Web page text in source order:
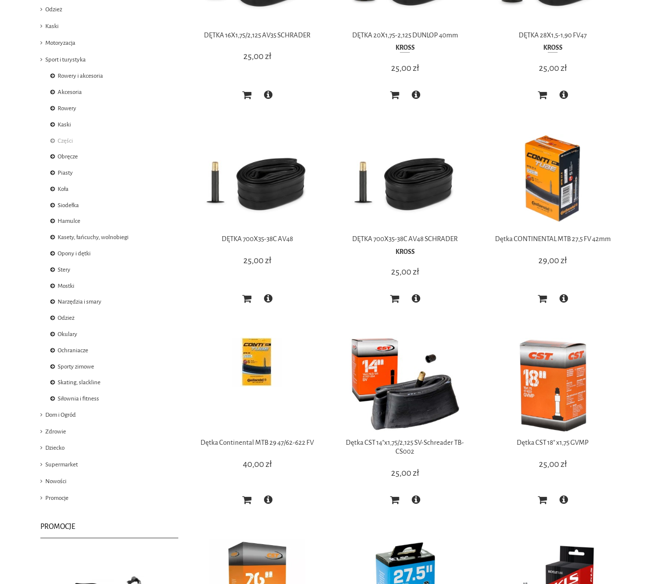
Odzież
Kaski
Motoryzacja
Sport i turystyka
Rowery i akcesoria
Akcesoria
Rowery
Kaski
Części
Obręcze
Piasty
Koła
Siodełka
Hamulce
Kasety, łańcuchy, wolnobiegi
Opony i dętki
Stery
Mostki
Narzędzia i smary
Odzież
Okulary
Ochraniacze
Sporty zimowe
Skating, slackline
Siłownia i fitness
Dom i Ogród
Zdrowie
Dziecko
Supermarket
Nowości
Promocje
PROMOCJE
DĘTKA 16X1,75/2,125 AV35 SCHRADER
25,00 zł
DĘTKA 20X1,75-2,125 DUNLOP 40mm
KROSS
25,00 zł
DĘTKA 28X1,5-1,90 FV47
KROSS
25,00 zł
DĘTKA 700X35-38C AV48
25,00 zł
DĘTKA 700X35-38C AV48 SCHRADER
KROSS
25,00 zł
Dętka CONTINENTAL MTB 27,5 FV 42mm
29,00 zł
Dętka Continental MTB 29 47/62-622 FV
40,00 zł
Dętka CST 14"x1,75/2,125 SV-Schreader TB-
CS002
25,00 zł
Dętka CST 18" x1,75 GVMP
25,00 zł